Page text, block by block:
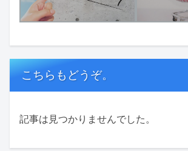
こちらもどうぞ。
記事は見つかりませんでした。